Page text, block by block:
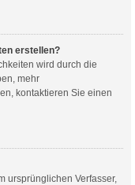
erstellen?
wird durch die
mehr
kontaktieren Sie einen
ursprünglichen Verfasser,